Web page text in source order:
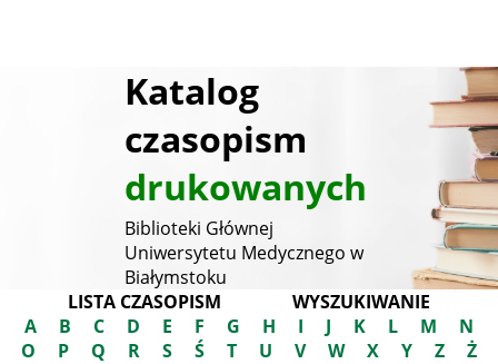
Katalog
czasopism
drukowanych
Biblioteki Głównej
Uniwersytetu Medycznego w
Białymstoku
LISTA CZASOPISM
WYSZUKIWANIE
A
B C D E F G H I J K L M
N
O
P Q R S Ś T U V W X Y Z Ż